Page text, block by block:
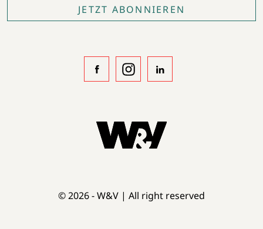
JETZT ABONNIEREN
© 2026 - W&V | All right reserved